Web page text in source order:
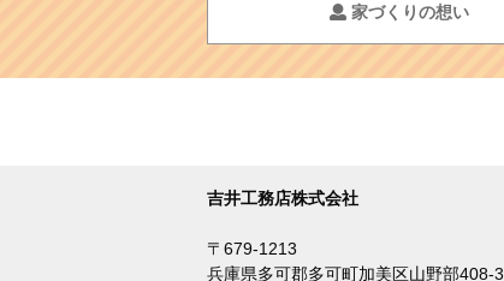
家づくりの想い
吉井工務店株式会社
〒679-1213
兵庫県多可郡多可町加美区山野部408-3